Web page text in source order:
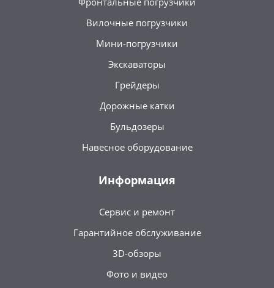
Вилочные погрузчики
Мини-погрузчики
Экскаваторы
Грейдеры
Дорожные катки
Бульдозеры
Навесное оборудование
Информация
Сервис и ремонт
Гарантийное обслуживание
3D-обзоры
Фото и видео